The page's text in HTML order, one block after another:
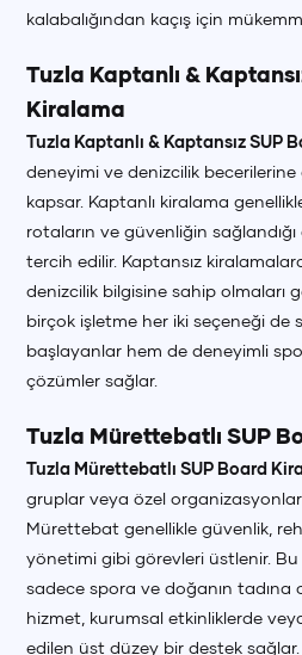
kalabalığından kaçış için
Tuzla Kaptanlı &
Kiralama
Tuzla Kaptanlı & Kaptansız SUP
deneyimi ve denizcilik becerilerine
kapsar. Kaptanlı kiralama
rotaların ve güvenliğin
tercih edilir. Kaptansız
denizcilik bilgisine sahip olmaları
birçok işletme her iki seçeneği de
başlayanlar hem de deneyimli
çözümler sağlar.
Tuzla Mürettebatlı SUP
Tuzla Mürettebatlı SUP Board
gruplar veya özel
Mürettebat genellikle güvenlik,
yönetimi gibi görevleri üstlenir. Bu
sadece spora ve doğanın tadına
hizmet, kurumsal etkinliklerde
edilen üst düzey bir destek sağlar.